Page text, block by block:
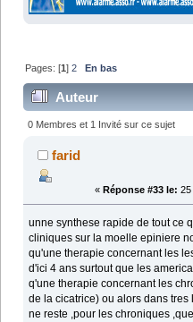
Pages: [1]2 En bas
Auteur
l'essai clinique de Geron
fois)
0 Membres et 1 Invité sur ce sujet
farid
« Réponse #33 le: 25
unne synthese rapide de tout ce
cliniques sur la moelle epiniere
qu'une therapie concernant les
d'ici 4 ans surtout que les
q'une therapie concernant les
de la cicatrice) ou alors dans tres
ne reste ,pour les chroniques